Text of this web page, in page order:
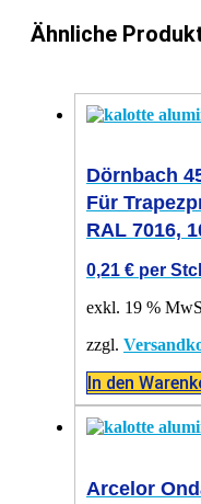
Ähnliche
Dörnbach
Für
RAL 7016,
0,21 € per
exkl. 19 %
zzgl.
In den
Arcelor